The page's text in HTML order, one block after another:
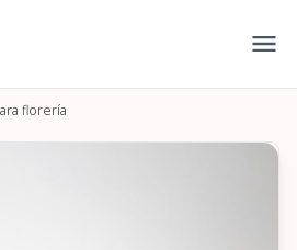
florería